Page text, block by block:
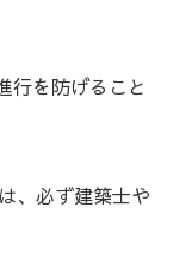
行を防げること
、必ず建築士や